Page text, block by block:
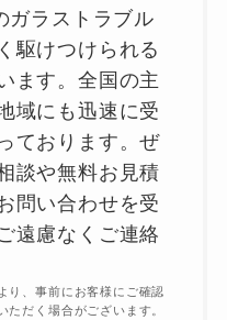
ガラストラブル
駆けつけられる
ます。全国の主
域にも迅速に受
ております。ぜ
談や無料お見積
問い合わせを受
遠慮なくご連絡
り、事前にお客様にご確認
ただく場合がございます。